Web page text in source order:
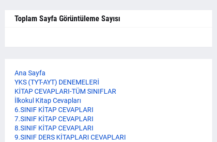
Toplam Sayfa Görüntüleme Sayısı
Ana Sayfa
YKS (TYT-AYT) DENEMELERİ
KİTAP CEVAPLARI-TÜM SINIFLAR
İlkokul Kitap Cevapları
6.SINIF KİTAP CEVAPLARI
7.SINIF KİTAP CEVAPLARI
8.SINIF KİTAP CEVAPLARI
9.SINIF DERS KİTAPLARI CEVAPLARI